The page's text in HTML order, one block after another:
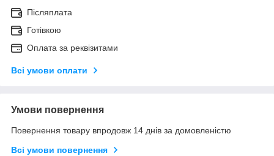
Післяплата
Готівкою
Оплата за реквізитами
Всі умови оплати
Умови повернення
Повернення товару впродовж 14 днів за домовленістю
Всі умови повернення